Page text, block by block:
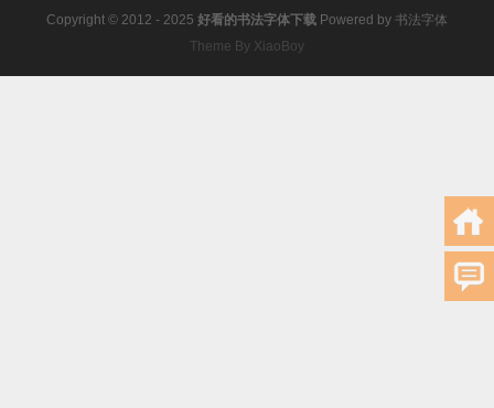
Copyright © 2012 - 2025 好看的书法字体下载 Powered by 书法字体
Theme By XiaoBoy